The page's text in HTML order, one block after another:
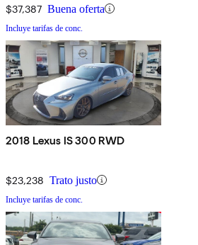
$37,387 Buena oferta
Incluye tarifas de conc.
2018 Lexus IS 300 RWD
$23,238 Trato justo
Incluye tarifas de conc.